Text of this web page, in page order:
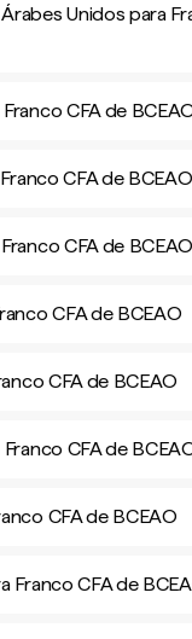
Unidos para
CFA de
CFA de BCEAO
CFA de BCEAO
CFA de BCEAO
CFA de BCEAO
CFA de
CFA de BCEAO
Franco CFA de